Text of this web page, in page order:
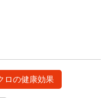
ロの健康効果